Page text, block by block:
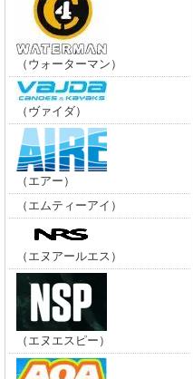
（ウォーターマン）
（ヴァイダ）
（エアー）
（エムティーアイ）
（エヌアールエス）
（エヌエスピー）